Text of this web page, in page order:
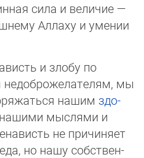
сила и величие —
Аллаху и умении
и злобу по
мы
нашим здо­
нашими мыслями и
не причиняет
но нашу соб­ст­вен­